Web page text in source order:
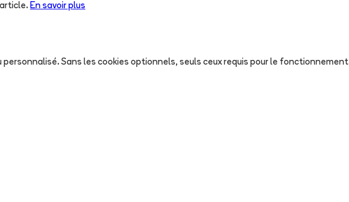
En savoir plus
Sans les cookies optionnels, seuls ceux requis pour le fonctionnement